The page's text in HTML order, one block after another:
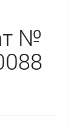
№